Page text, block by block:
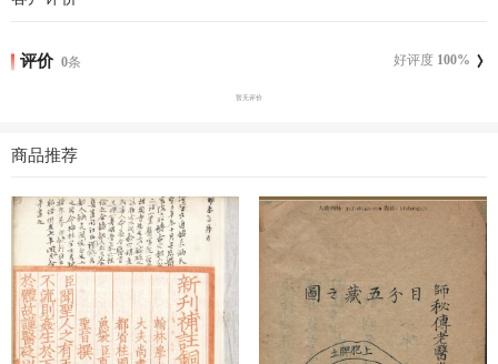
评价 好评度 100%
0条
暂无评价
商品推荐